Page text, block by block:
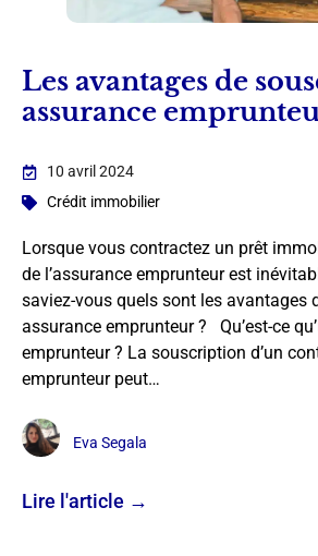
Les avantages de
assurance
10 avril 2024
Crédit immobilier
Lorsque vous contractez un prêt
de l’assurance emprunteur est
saviez-vous quels sont les avantages
assurance emprunteur ? Qu’est-ce
emprunteur ? La souscription d’un
emprunteur peut…
Eva Segala
Lire l'article →